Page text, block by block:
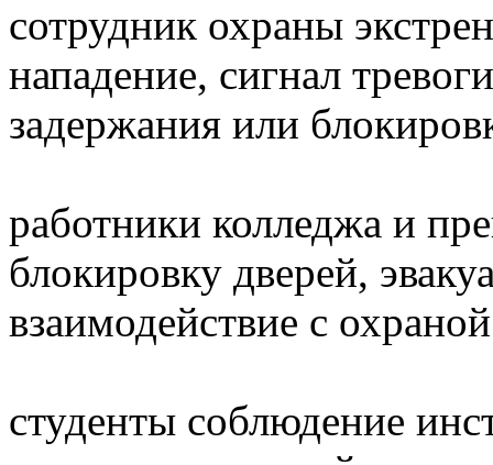
сотрудник охраны
нападение, сигнал
задержания или
работники колледжа и
блокировку дверей,
взаимодействие с
студенты соблюдение